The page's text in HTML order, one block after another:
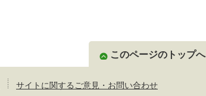
このページのトップへ
サイトに関するご意見・お問い合わせ